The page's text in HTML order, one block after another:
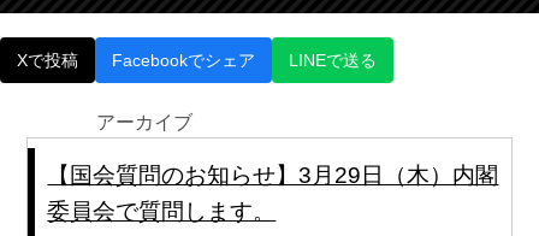
Xで投稿 Facebookでシェア LINEで送る
アーカイブ
【国会質問のお知らせ】3月29日（木）内閣
委員会で質問します。